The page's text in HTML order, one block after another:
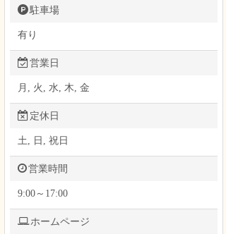
駐車場
有り
営業日
月, 火, 水, 木, 金
定休日
土, 日, 祝日
営業時間
9:00～17:00
ホームページ